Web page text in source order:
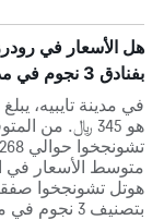
هل الأسعار في
بفنادق 3 نجوم في مدينة تايبيه؟
هو 345 ﷼. من
هوتل تشونجخوا
بتصنيف 3 نجوم في مدينة تايبيه.